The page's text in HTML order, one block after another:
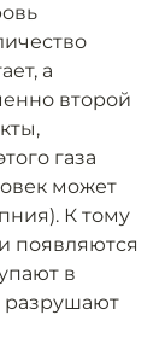
а
второй
газа
может
К тому
появляются
в
разрушают